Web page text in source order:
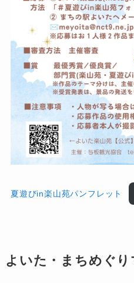
夏遊びin楽山苑パンフレット
よいた・まちめぐ